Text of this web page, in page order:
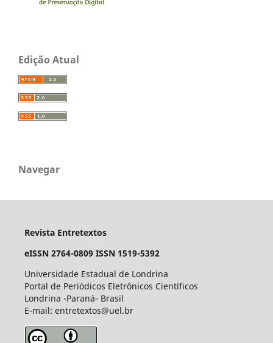
Edição Atual
Navegar
Revista Entretextos
eISSN 2764-0809 ISSN 1519-5392
Universidade Estadual de Londrina
Portal de Periódicos Eletrônicos Científicos
Londrina -Paraná- Brasil
E-mail: entretextos@uel.br